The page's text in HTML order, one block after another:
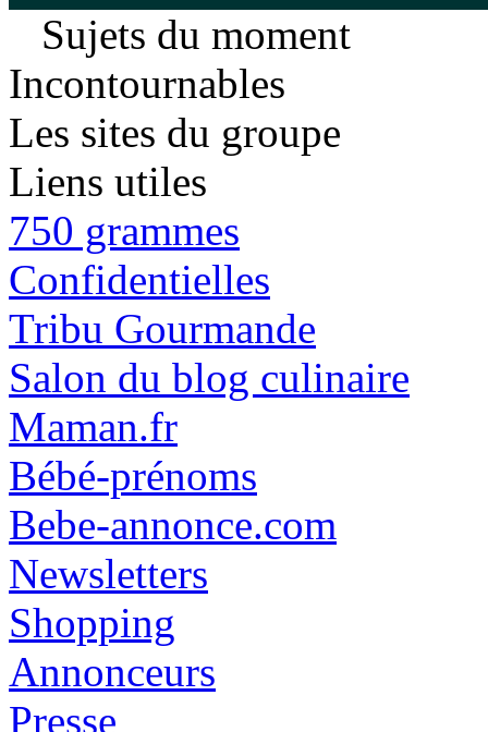
Sujets du moment
Incontournables
Les sites du groupe
Liens utiles
750 grammes
Confidentielles
Tribu Gourmande
Salon du blog culinaire
Maman.fr
Bébé-prénoms
Bebe-annonce.com
Newsletters
Shopping
Annonceurs
Presse